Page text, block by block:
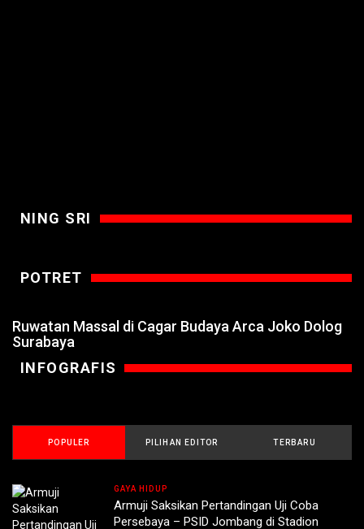
NING SRI
POTRET
Ruwatan Massal di Cagar Budaya Arca Joko Dolog
Surabaya
INFOGRAFIS
POPULER PILIHAN EDITOR TERBARU
GAYA HIDUP
Armuji Saksikan Pertandingan Uji Coba
Persebaya – PSID Jombang di Stadion